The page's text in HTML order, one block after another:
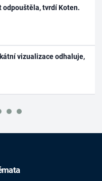
odpouštěla, tvrdí Koten.
vizualizace odhaluje,